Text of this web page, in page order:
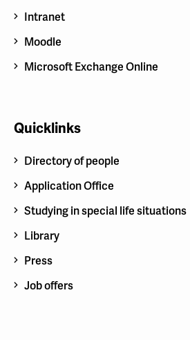
Intranet
Moodle
Microsoft Exchange Online
Quicklinks
Directory of people
Application Office
Studying in special life situations
Library
Press
Job offers